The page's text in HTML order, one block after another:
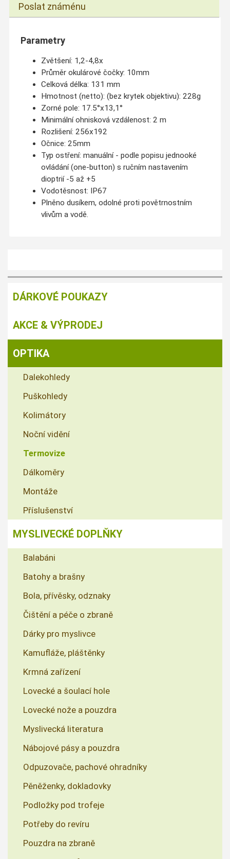
Poslat známénu
Parametry
Zvětšení: 1,2-4,8x
Průměr okulárové čočky: 10mm
Celková délka: 131 mm
Hmotnost (netto): (bez krytek objektivu): 228g
Zorné pole: 17.5°x13,1°
Minimální ohnisková vzdálenost: 2 m
Rozlišení: 256x192
Očnice: 25mm
Typ ostření: manuální - podle popisu jednooké
ovládání (one-button) s ručním nastavením
dioptrií -5 až +5
Vodotěsnost: IP67
Plněno dusíkem, odolné proti povětrnostním
vlivům a vodě.
DÁRKOVÉ POUKAZY
AKCE & VÝPRODEJ
OPTIKA
Dalekohledy
Puškohledy
Kolimátory
Noční vidění
Termovize
Dálkoměry
Montáže
Příslušenství
MYSLIVECKÉ DOPLŇKY
Balabáni
Batohy a brašny
Bola, přívěsky, odznaky
Čištění a péče o zbraně
Dárky pro myslivce
Kamufláže, pláštěnky
Krmná zařízení
Lovecké a šoulací hole
Lovecké nože a pouzdra
Myslivecká literatura
Nábojové pásy a pouzdra
Odpuzovače, pachové ohradníky
Pěněženky, dokladovky
Podložky pod trofeje
Potřeby do revíru
Pouzdra na zbraně